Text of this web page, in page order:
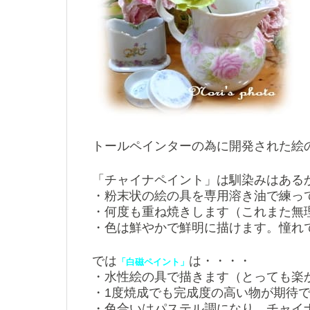
トールペインターの為に開発された絵
「チャイナペイント」は馴染みはあ
・粉末状の絵の具を専用溶き油で練
・何度も重ね焼きします（これまた無
・色は鮮やかで鮮明に描けます。憧れ
では 「白磁ペイント」 は・・・・
・水性絵の具で描きます（とっても楽
・1度焼成でも完成度の高い物が期待